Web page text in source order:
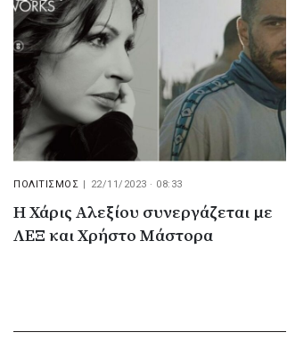
ΠΟΛΙΤΙΣΜΟΣ | 22/11/2023 · 08:33
Η Χάρις Αλεξίου συνεργάζεται με
ΛΕΞ και Χρήστο Μάστορα